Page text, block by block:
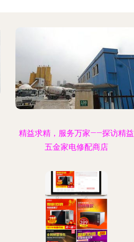
精益求精，服务万家——探访精益
五金家电修配商店